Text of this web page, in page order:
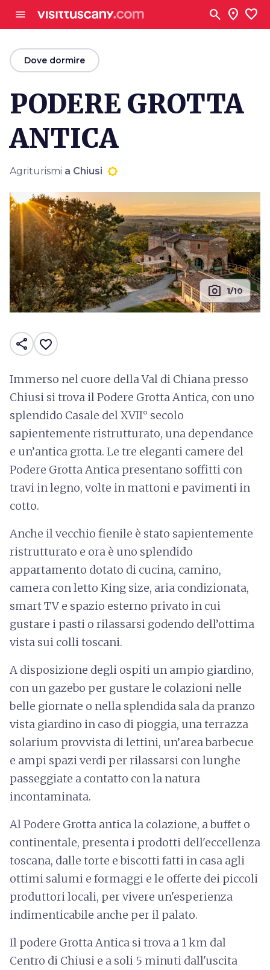
menu search location_on favorite
arrow_backDove dormire
PODERE GROTTA
ANTICA
Agriturismi a Chiusi
photo_camera 1/10
share favorite_border
Immerso nel cuore della Val di Chiana presso
Chiusi si trova il Podere Grotta Antica, con uno
splendido Casale del XVII° secolo
sapientemente ristrutturato, una dependance
e un’antica grotta. Le tre eleganti camere del
Podere Grotta Antica presentano soffitti con
travi in legno, volte in mattoni e pavimenti in
cotto.
Anche il vecchio fienile è stato sapientemente
ristrutturato e ora è uno splendido
appartamento dotato di cucina, camino,
camera con letto King size, aria condizionata,
smart TV e spazio esterno privato in cui
gustare i pasti o rilassarsi godendo dell’ottima
vista sui colli toscani.
A disposizione degli ospiti un ampio giardino,
con un gazebo per gustare le colazioni nelle
belle giornate o nella splendida sala da pranzo
vista giardino in caso di pioggia, una terrazza
solarium provvista di lettini, un’area barbecue
e ampi spazi verdi per rilassarsi con lunghe
passeggiate a contatto con la natura
incontaminata.
Al Podere Grotta antica la colazione, a buffet o
continentale, presenta i prodotti dell'eccellenza
toscana, dalle torte e biscotti fatti in casa agli
ottimi salumi e formaggi e le offerte dei piccoli
produttori locali, per vivere un'esperienza
indimenticabile anche per il palato.
Il podere Grotta Antica si trova a 1 km dal
Centro di Chiusi e a soli 5 minuti dall'uscita